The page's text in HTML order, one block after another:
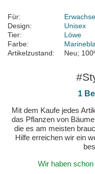
Für:
Design:
Unisex
Tier:
Löwe
Farbe:
Artikelzustand:
Neu;
1
Mit dem Kaufe jedes
das Pflanzen von
die es am meisten
Hilfe erreichen wir ein
Wir haben